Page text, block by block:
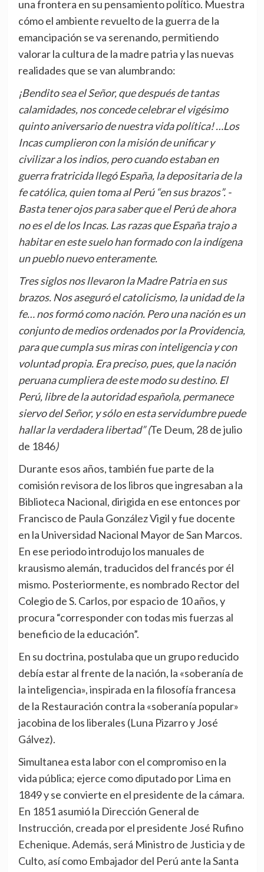
una frontera en su pensamiento político. Muestra
cómo el ambiente revuelto de la guerra de la
emancipación se va serenando, permitiendo
valorar la cultura de la madre patria y las nuevas
realidades que se van alumbrando:
¡Bendito sea el Señor, que después de tantas
calamidades, nos concede celebrar el vigésimo
quinto aniversario de nuestra vida política! …Los
Incas cumplieron con la misión de unificar y
civilizar a los indios, pero cuando estaban en
guerra fratricida llegó España, la depositaria de la
fe católica, quien toma al Perú “en sus brazos”. -
Basta tener ojos para saber que el Perú de ahora
no es el de los Incas. Las razas que España trajo a
habitar en este suelo han formado con la indígena
un pueblo nuevo enteramente.
Tres siglos nos llevaron la Madre Patria en sus
brazos. Nos aseguró el catolicismo, la unidad de la
fe… nos formó como nación. Pero una nación es un
conjunto de medios ordenados por la Providencia,
para que cumpla sus miras con inteligencia y con
voluntad propia. Era preciso, pues, que la nación
peruana cumpliera de este modo su destino. El
Perú, libre de la autoridad española, permanece
siervo del Señor, y sólo en esta servidumbre puede
hallar la verdadera libertad” (Te Deum, 28 de julio
de 1846)
Durante esos años, también fue parte de la
comisión revisora de los libros que ingresaban a la
Biblioteca Nacional, dirigida en ese entonces por
Francisco de Paula González Vigil y fue docente
en la Universidad Nacional Mayor de San Marcos.
En ese periodo introdujo los manuales de
krausismo alemán, traducidos del francés por él
mismo. Posteriormente, es nombrado Rector del
Colegio de S. Carlos, por espacio de 10 años, y
procura “corresponder con todas mis fuerzas al
beneficio de la educación”.
En su doctrina, postulaba que un grupo reducido
debía estar al frente de la nación, la «soberanía de
la inteligencia», inspirada en la filosofía francesa
de la Restauración contra la «soberanía popular»
jacobina de los liberales (Luna Pizarro y José
Gálvez).
Simultanea esta labor con el compromiso en la
vida pública; ejerce como diputado por Lima en
1849 y se convierte en el presidente de la cámara.
En 1851 asumió la Dirección General de
Instrucción, creada por el presidente José Rufino
Echenique. Además, será Ministro de Justicia y de
Culto, así como Embajador del Perú ante la Santa